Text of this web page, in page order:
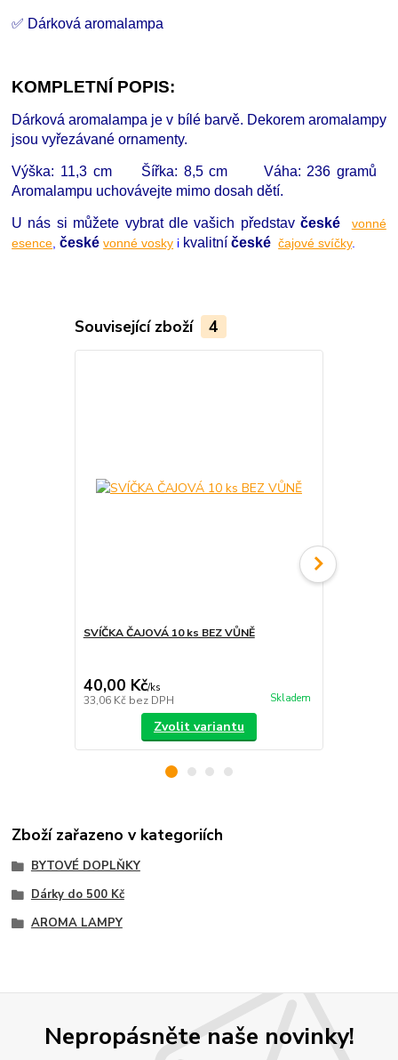
✅ Dárková aromalampa
KOMPLETNÍ POPIS:
Dárková aromalampa je v bílé barvě. Dekorem aromalampy
jsou vyřezávané ornamenty.
Výška: 11,3 cm Šířka: 8,5 cm Váha: 236 gramů
Aromalampu uchovávejte mimo dosah dětí.
U nás si můžete vybrat dle vašich představčeské
vonné
esence ,české vonné vosky i kvalitníčeské čajové svíčky.
Související zboží 4
SVÍČKA ČAJOVÁ 10 ks BEZ VŮNĚ
40,00 Kč/ks
33,06 Kč bez DPH Skladem
Zvolit variantu
Zboží zařazeno v kategoriích
BYTOVÉ DOPLŇKY
Dárky do 500 Kč
AROMA LAMPY
Nepropásněte naše novinky!